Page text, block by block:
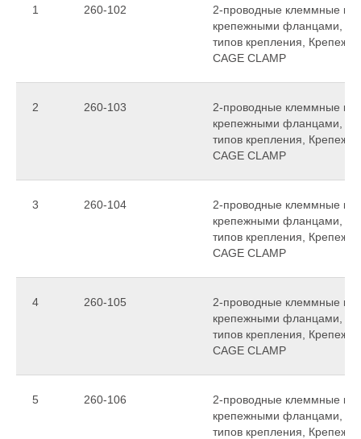
1 260-102
2-проводные клеммные
крепежными фланцами,
типов крепления,
CAGE CLAMP
2 260-103
2-проводные клеммные
крепежными фланцами,
типов крепления,
CAGE CLAMP
3 260-104
2-проводные клеммные
крепежными фланцами,
типов крепления,
CAGE CLAMP
4 260-105
2-проводные клеммные
крепежными фланцами,
типов крепления,
CAGE CLAMP
5 260-106
2-проводные клеммные
крепежными фланцами,
типов крепления,